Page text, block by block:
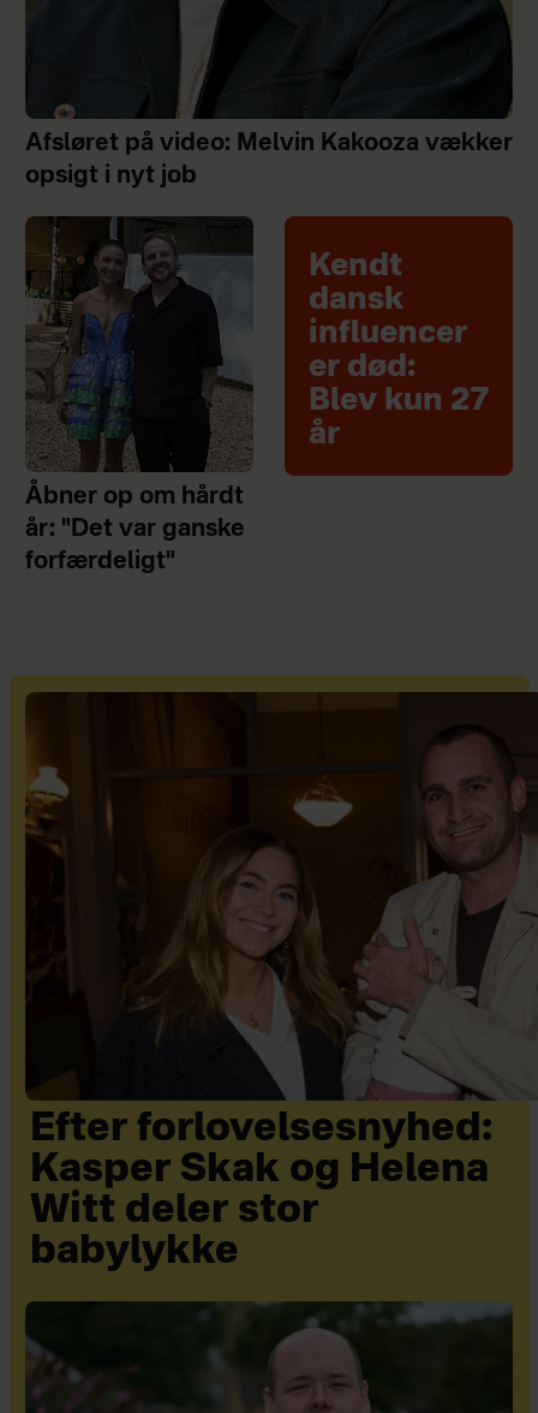
Afsløret på video: Melvin Kakooza vækker
opsigt i nyt job
Åbner op om hårdt
år: "Det var ganske
forfærdeligt"
Kendt
dansk
influencer
er død:
Blev kun 27
år
Efter forlovelsesnyhed:
Kasper Skak og Helena
Witt deler stor
babylykke